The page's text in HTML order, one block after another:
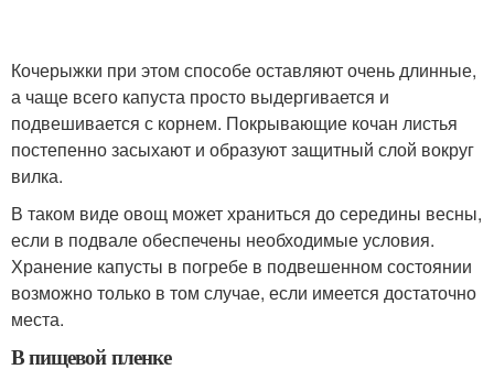
Кочерыжки при этом способе оставляют очень длинные,
а чаще всего капуста просто выдергивается и
подвешивается с корнем. Покрывающие кочан листья
постепенно засыхают и образуют защитный слой вокруг
вилка.
В таком виде овощ может храниться до середины весны,
если в подвале обеспечены необходимые условия.
Хранение капусты в погребе в подвешенном состоянии
возможно только в том случае, если имеется достаточно
места.
В пищевой пленке